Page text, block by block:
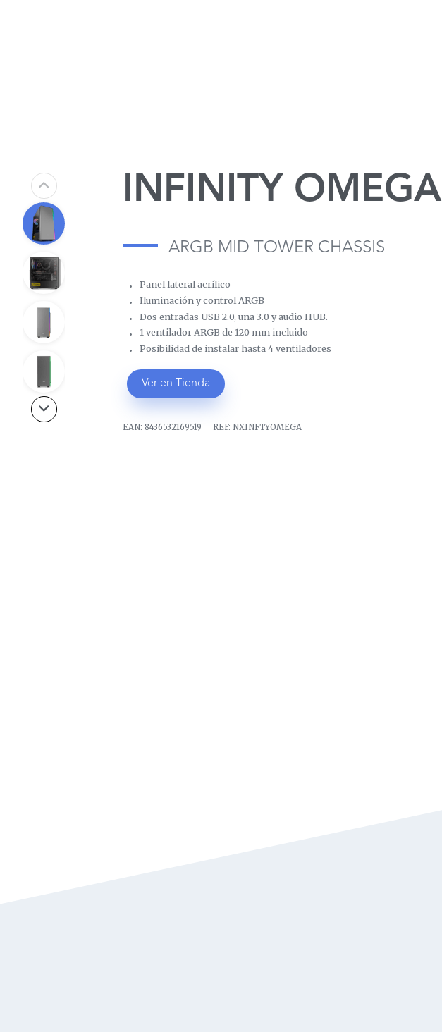
INFINITY OMEGA
ARGB MID TOWER CHASSIS
Panel lateral acrílico
Iluminación y control ARGB
Dos entradas USB 2.0, una 3.0 y audio HUB.
1 ventilador ARGB de 120 mm incluido
Posibilidad de instalar hasta 4 ventiladores
Ver en Tienda
EAN: 8436532169519 REF: NXINFTYOMEGA